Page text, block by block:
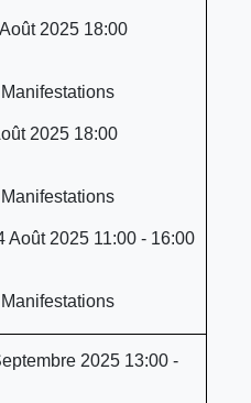
2025 18:00
2025 18:00
Août 2025 11:00 - 16:00
2025 13:00 -